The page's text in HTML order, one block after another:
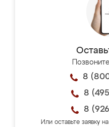
8
8
8
Или оставьте заявку